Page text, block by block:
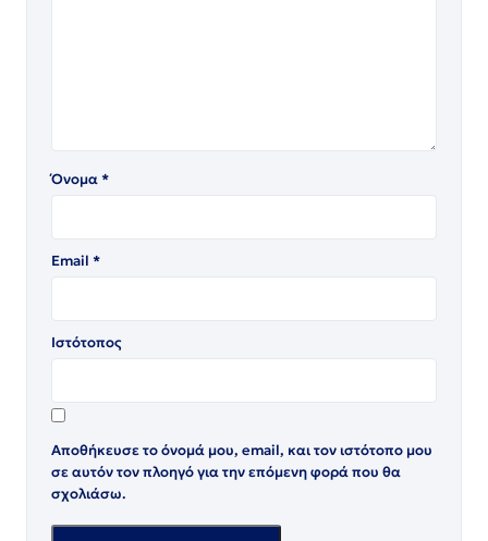
Όνομα*
Email *
Ιστότοπος
Αποθήκευσε το όνομά μου, email, και τον ιστότοπο μου
σε αυτόν τον πλοηγό για την επόμενη φορά που θα
σχολιάσω.